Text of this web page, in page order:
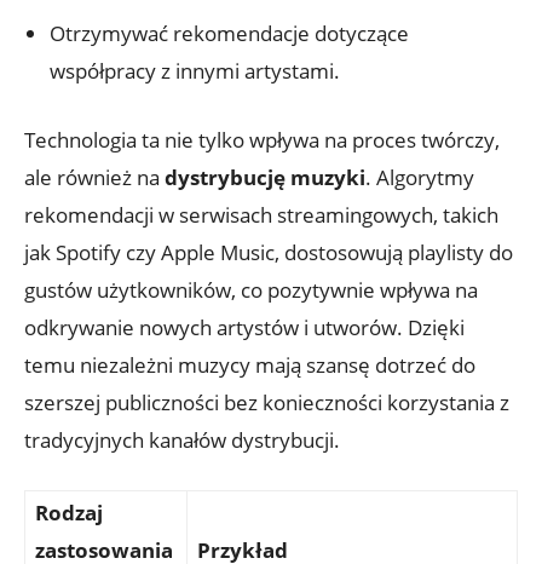
Otrzymywać rekomendacje dotyczące
współpracy z innymi artystami.
Technologia ta nie tylko wpływa na proces twórczy,
ale również na dystrybucję muzyki. Algorytmy
rekomendacji w serwisach streamingowych, takich
jak Spotify czy Apple Music, dostosowują playlisty do
gustów użytkowników, co pozytywnie wpływa na
odkrywanie nowych artystów i utworów. Dzięki
temu niezależni muzycy mają szansę dotrzeć do
szerszej publiczności bez konieczności korzystania z
tradycyjnych kanałów dystrybucji.
Rodzaj
zastosowania
Przykład